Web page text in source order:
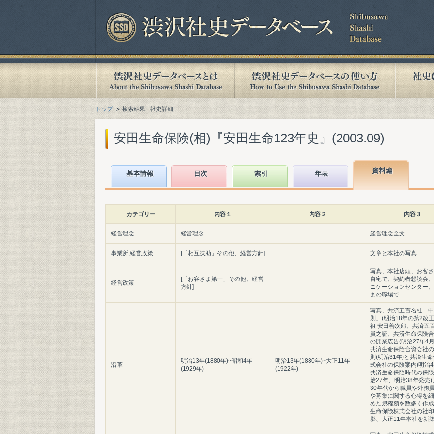
トップ 検索結果 - 社史詳細
安田生命保険(相)『安田生命123年史』(2003.09)
基本情報 目次 索引 年表 資料編
カテゴリー 内容１ 内容２ 内容３
経営理念 経営理念 経営理念全文
事業所;経営政策 [「相互扶助」その他、経営方針] 文章と本社の写真
経営政策
[「お客さま第一」その他、経営
方針]
写真、本社店頭、お客
自宅で、契約者懇談会
ニケーションセンター
まの職場で
沿革
明治13年(1880年)~昭和4年
(1929年)
明治13年(1880年)~大正11年
(1922年)
写真、共済五百名社「
則」(明治18年の第2改
祖 安田善次郎、共済五
員之証、共済生命保険
の開業広告(明治27年4
共済生命保険合資会社
則(明治31年)と共済生
式会社の保険案内(明治
共済生命保険時代の保
治27年、明治38年発売)
30年代から職員や外務
や募集に関する心得を
めた規程類を数多く作
生命保険株式会社の社
影、大正11年本社を新